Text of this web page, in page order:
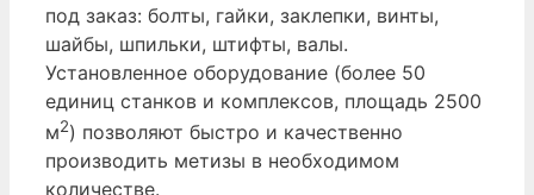
под заказ: болты, гайки, заклепки, винты,
шайбы, шпильки, штифты, валы.
Установленное оборудование (более 50
единиц станков и комплексов, площадь 2500
м2) позволяют быстро и качественно
производить метизы в необходимом
количестве.